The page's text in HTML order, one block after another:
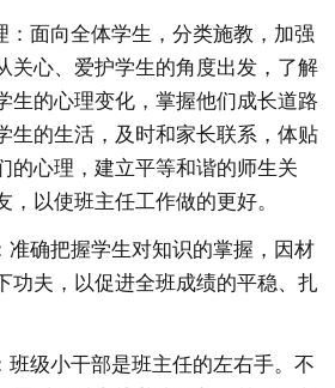
：面向全体学生，分类施教，加强
关心、爱护学生的角度出发，了解
生的心理变化，掌握他们成长道路
生的生活，及时和家长联系，体贴
的心理，建立平等和谐的师生关
，以使班主任工作做的更好。
准确把握学生对知识的掌握，因材
功夫，以促进全班成绩的平稳、扎
班级小干部是班主任的左右手。不